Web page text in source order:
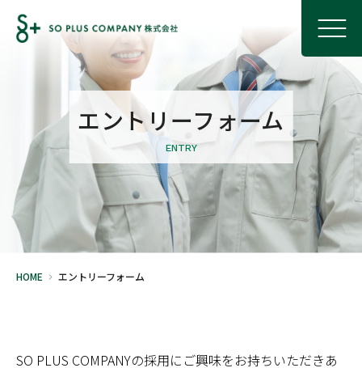
エントリーフォーム
ENTRY
HOME エントリーフォーム
SO PLUS COMPANYの採用にご興味をお持ちいただきあ